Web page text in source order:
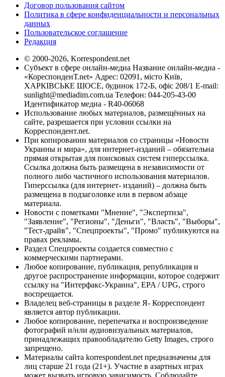
Договор пользования сайтом
Политика в сфере конфиденциальности и персональных
данных
Пользовательское соглашение
Редакция
© 2000-2026, Korrespondent.net
Субъект в сфере онлайн-медиа Название онлайн-медиа -
«КореспонденТ.net» Адрес: 02091, місто Київ,
ХАРКІВСЬКЕ ШОСЕ, будинок 172-Б, офіс 208/1 E-mail:
sunlight@mediadim.com.ua Телефон: 044-205-43-00
Идентификатор медиа - R40-06068
Использование любых материалов, размещённых на
сайте, разрешается при условии ссылки на
Корреспондент.net.
При копировании материалов со страницы «Новости
Украины и мира», для интернет-изданий – обязательна
прямая открытая для поисковых систем гиперссылка.
Ссылка должна быть размещена в независимости от
полного либо частичного использования материалов.
Гиперссылка (для интернет- изданий) – должна быть
размещена в подзаголовке или в первом абзаце
материала.
Новости с пометками "Мнение", "Экспертиза",
"Заявление", "Регионы", "Деньги", "Власть", "Выборы",
"Тест-драйв", "Спецпроекты", "Промо" публикуются на
правах рекламы.
Раздел Спецпроекты создается совместно с
коммерческими партнерами.
Любое копирование, публикация, републикация и
другое распространение информации, которое содержит
ссылку на "Интерфакс-Украина", EPA / UPG, строго
воспрещается.
Владелец веб-страницы в разделе Я- Корреспондент
является автор публикации.
Любое копирование, перепечатка и воспроизведение
фотографий и/или аудиовизуальных материалов,
принадлежащих правообладателю Getty Images, строго
запрещено.
Материалы сайта korrespondent.net предназначены для
лиц старше 21 года (21+). Участие в азартных играх
может вызвать игровую зависимость. Соблюдайте